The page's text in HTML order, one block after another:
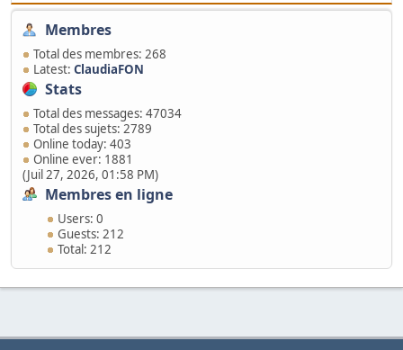
Membres
Total des membres: 268
Latest: ClaudiaFON
Stats
Total des messages: 47034
Total des sujets: 2789
Online today: 403
Online ever: 1881
(Juil 27, 2026, 01:58 PM)
Membres en ligne
Users: 0
Guests: 212
Total: 212